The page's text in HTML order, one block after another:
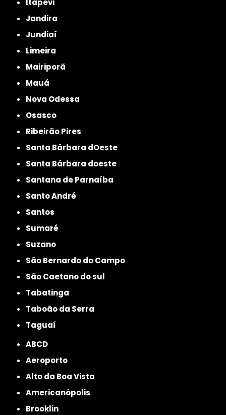
Itapevi
Jandira
Jundiaí
Limeira
Mairiporã
Mauá
Nova Odessa
Osasco
Ribeirão Pires
Santa Bárbara dOeste
Santa Bárbara doeste
Santana de Parnaíba
Santo André
Santos
Sumaré
Suzano
São Bernardo do Campo
São Caetano do sul
Tabatinga
Taboão da Serra
Taguaí
ABCD
Aeroporto
Alto da Boa Vista
Americanópolis
Brooklin